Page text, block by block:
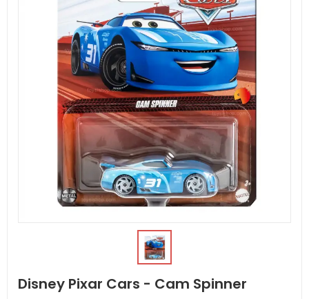
Disney Pixar Cars - Cam Spinner